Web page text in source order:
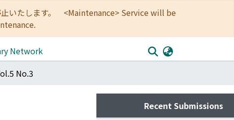
止いたします。 <Maintenance> Service will be
Network
No.3
Recent Submissions